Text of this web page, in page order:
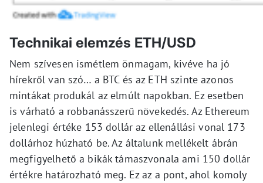
Technikai elemzés ETH/USD
Nem szívesen ismétlem önmagam, kivéve ha jó
hírekről van szó… a BTC és az ETH szinte azonos
mintákat produkál az elmúlt napokban. Ez esetben
is várható a robbanásszerű növekedés. Az Ethereum
jelenlegi értéke 153 dollár az ellenállási vonal 173
dollárhoz húzható be. Az általunk mellékelt ábrán
megfigyelhető a bikák támaszvonala ami 150 dollár
értékre határozható meg. Ez az a pont, ahol komoly